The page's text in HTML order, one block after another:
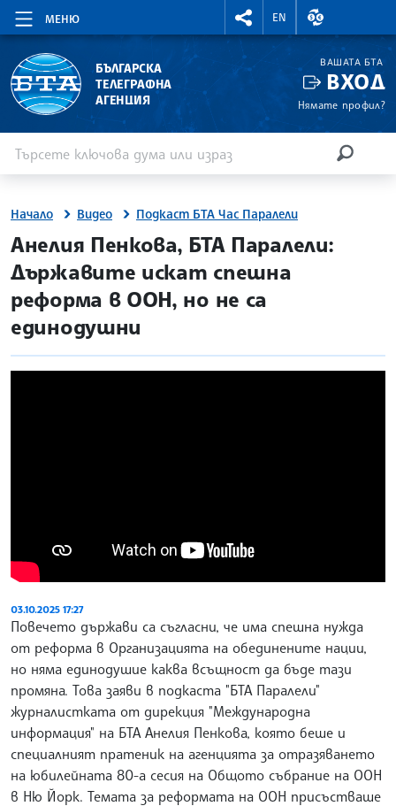
МЕНЮ
RIGHTMENU.SOCIAL
EN
ВАЛУТНИ
БЪЛГАРСКА
ТЕЛЕГРАФНА
АГЕНЦИЯ
ВАШАТА БТА
ВХОД
Нямате профил?
Начало Видео Подкаст БТА Час Паралели
Анелия Пенкова, БТА Паралели:
Държавите искат спешна
реформа в ООН, но не са
единодушни
03.10.2025 17:27
Повечето държави са съгласни, че има спешна нужда
от реформа в Организацията на обединените нации,
но няма единодушие каква всъщност да бъде тази
промяна. Това заяви в подкаста "БТА Паралели"
журналистката от дирекция "Международна
информация" на БТА Анелия Пенкова, която беше и
специалният пратеник на агенцията за отразяването
на юбилейната 80-а сесия на Общото събрание на ООН
в Ню Йорк. Темата за реформата на ООН присъстваше